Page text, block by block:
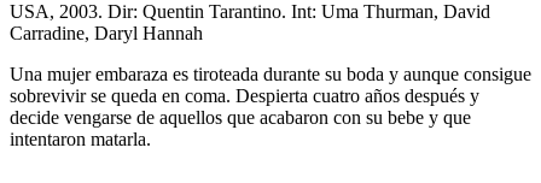
USA, 2003. Dir: Quentin Tarantino. Int: Uma Thurman, David
Carradine, Daryl Hannah
Una mujer embaraza es tiroteada durante su boda y aunque consigue
sobrevivir se queda en coma. Despierta cuatro años después y
decide vengarse de aquellos que acabaron con su bebe y que
intentaron matarla.